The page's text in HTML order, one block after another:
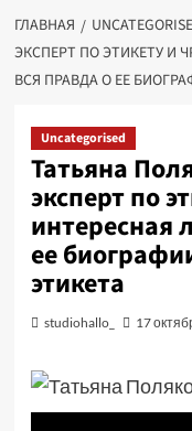
ГЛАВНАЯ
ЭКСПЕРТ ПО ЭТИКЕТУ И
ВСЯ ПРАВДА О ЕЕ
Uncategorised
Татьяна
эксперт по
интересная
ее
этикета
studiohallo_ 17